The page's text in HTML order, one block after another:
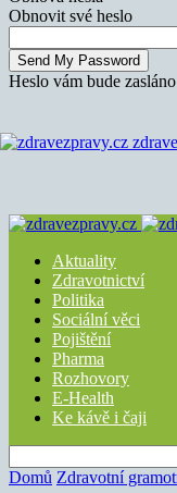
Obnovit své heslo
Heslo vám bude
Aktuality
Zdravotnictví
Politika
Sociální věci
Pojištění
Pharma
Rozhovory
E-Health
Ke kávě i čaji
Domů Zdravotní